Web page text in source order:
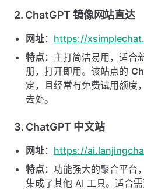
2. ChatGPT 镜像网站直达
网址： https://
特点：主打简洁易用，适合
册，打开即用。该站点的
定，且经常有免费试用额度
去处。
3. ChatGPT 中文站
网址： https://
特点：功能强大的聚合平台
集成了其他 AI 工具。适合